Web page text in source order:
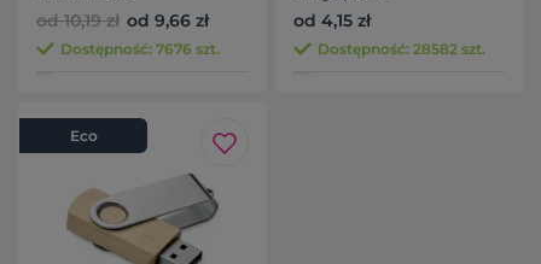
od 10,19 zł od 9,66 zł
Dostępność: 7676 szt.
od 4,15 zł
Dostępność: 28582 szt.
Eco